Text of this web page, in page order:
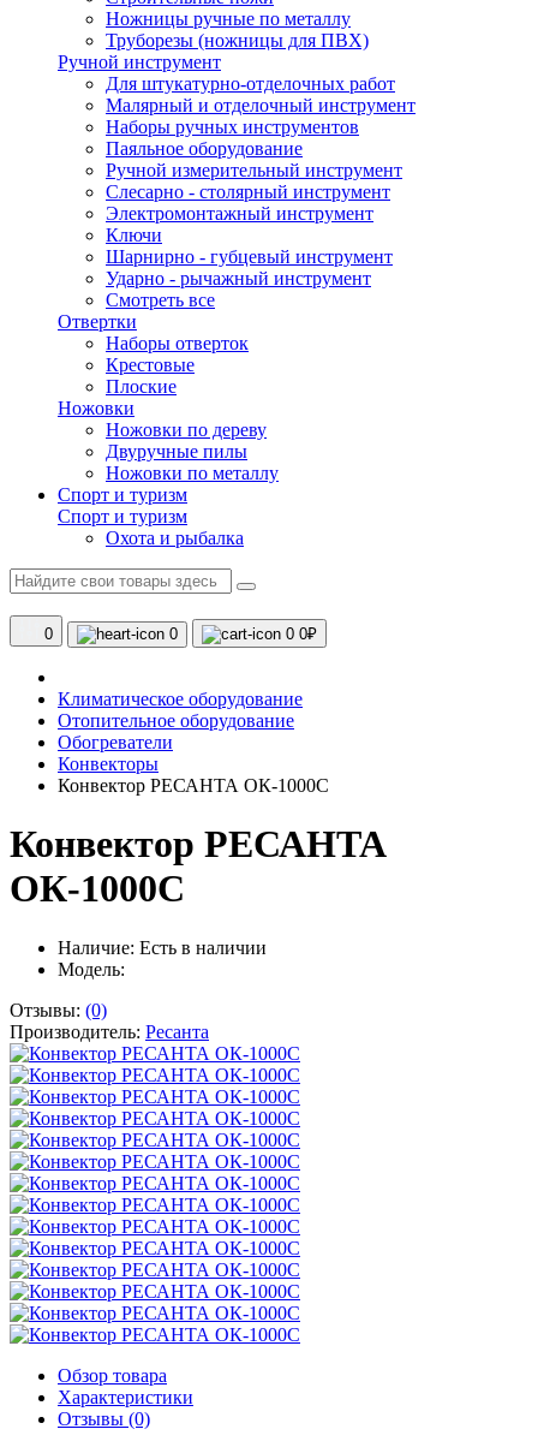
Ножницы ручные по металлу
Труборезы (ножницы для ПВХ)
Ручной инструмент
Для штукатурно-отделочных работ
Малярный и отделочный инструмент
Наборы ручных инструментов
Паяльное оборудование
Ручной измерительный инструмент
Слесарно - столярный инструмент
Электромонтажный инструмент
Ключи
Шарнирно - губцевый инструмент
Ударно - рычажный инструмент
Смотреть все
Отвертки
Наборы отверток
Крестовые
Плоские
Ножовки
Ножовки по дереву
Двуручные пилы
Ножовки по металлу
Спорт и туризм
Спорт и туризм
Охота и рыбалка
0 0 0 0₽
Климатическое оборудование
Отопительное оборудование
Обогреватели
Конвекторы
Конвектор РЕСАНТА ОК-1000С
Конвектор РЕСАНТА
ОК-1000С
Наличие: Есть в наличии
Модель:
Отзывы: (0)
Производитель: Ресанта
Обзор товара
Характеристики
Отзывы (0)